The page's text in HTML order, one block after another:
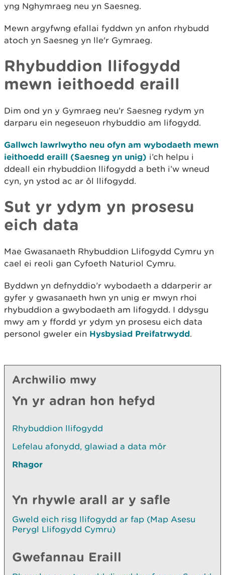
yng Nghymraeg neu yn Saesneg.
Mewn argyfwng efallai fyddwn yn anfon rhybudd
atoch yn Saesneg yn lle'r Gymraeg.
Rhybuddion llifogydd
mewn ieithoedd eraill
Dim ond yn y Gymraeg neu’r Saesneg rydym yn
darparu ein negeseuon rhybuddio am lifogydd.
Gallwch lawrlwytho neu ofyn am wybodaeth mewn
ieithoedd eraill (Saesneg yn unig) i’ch helpu i
ddeall ein rhybuddion llifogydd a beth i’w wneud
cyn, yn ystod ac ar ôl llifogydd.
Sut yr ydym yn prosesu
eich data
Mae Gwasanaeth Rhybuddion Llifogydd Cymru yn
cael ei reoli gan Cyfoeth Naturiol Cymru.
Byddwn yn defnyddio’r wybodaeth a ddarperir ar
gyfer y gwasanaeth hwn yn unig er mwyn rhoi
rhybuddion a gwybodaeth am lifogydd. I ddysgu
mwy am y ffordd yr ydym yn prosesu eich data
personol gweler ein Hysbysiad Preifatrwydd.
Archwilio mwy
Yn yr adran hon hefyd
Rhybuddion llifogydd
Lefelau afonydd, glawiad a data môr
Rhagor
Yn rhywle arall ar y safle
Gweld eich risg llifogydd ar fap (Map Asesu
Perygl Llifogydd Cymru)
Gwefannau Eraill